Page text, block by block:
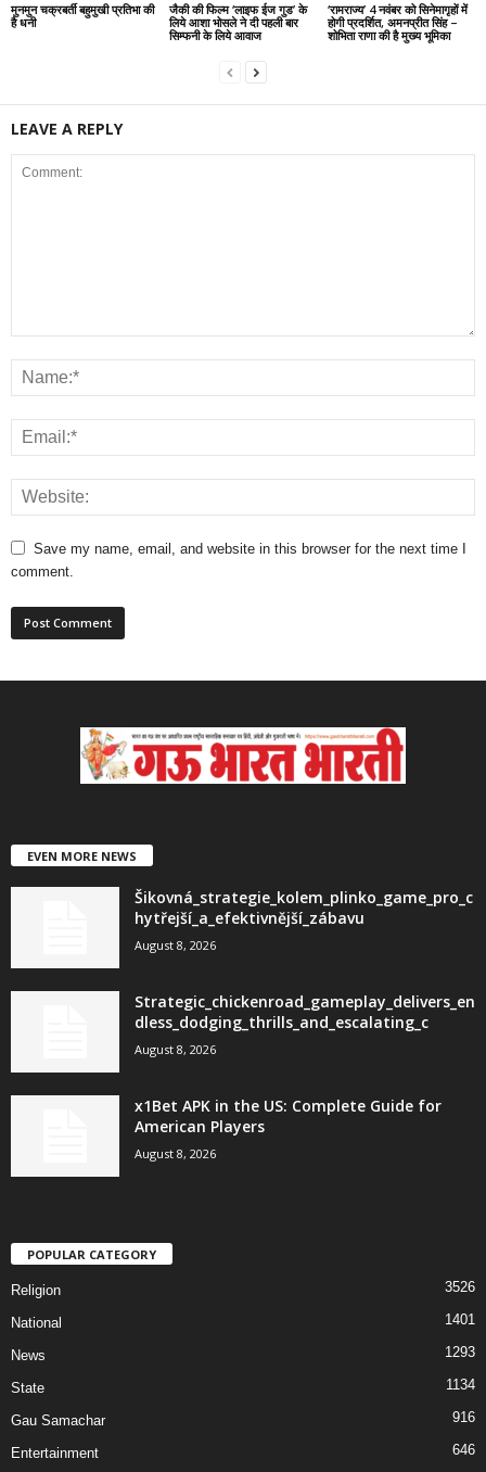
मुनमुन चक्रबर्ती बहुमुखी प्रतिभा की
है धनी
जैकी की फिल्म ‘लाइफ ईज गुड’ के
लिये आशा भोसले ने दी पहली बार
सिम्फनी के लिये आवाज
‘रामराज्य’ 4 नवंबर को सिनेमागृहों में
होगी प्रदर्शित, अमनप्रीत सिंह –
शोभिता राणा की है मुख्य भूमिका
LEAVE A REPLY
Save my name, email, and website in this browser for the next time I
comment.
EVEN MORE NEWS
Šikovná_strategie_kolem_plinko_game_pro_c
hytřejší_a_efektivnější_zábavu
August 8, 2026
Strategic_chickenroad_gameplay_delivers_en
dless_dodging_thrills_and_escalating_c
August 8, 2026
x1Bet APK in the US: Complete Guide for
American Players
August 8, 2026
POPULAR CATEGORY
Religion 3526
National 1401
News 1293
State 1134
Gau Samachar 916
Entertainment 646